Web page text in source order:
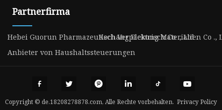
Partnerfirma
Hebei Guorun Pharmazeutisch Verpackung Materialien Co .,
Kechang Elektrisch Co ., Ltd .
Anbieter von Haushaltssteuerungen
Copyright © de.18208278878.com, Alle Rechte vorbehalten. Privacy Policy